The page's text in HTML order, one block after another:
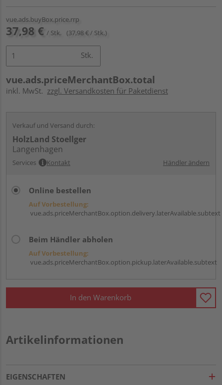
vue.ads.buyBox.price.rrp
37,98 € / Stk. (37,98 € / Stk.)
Stk.
vue.ads.priceMerchantBox.total
inkl. MwSt. zzgl. Versandkosten für Paketdienst
Verkauf und Versand durch:
HolzLand Stoellger
Langenhagen
Services Kontakt Händler ändern
Online bestellen
Auf Vorbestellung:
vue.ads.priceMerchantBox.option.delivery.laterAvailable.subtext
Beim Händler abholen
Auf Vorbestellung:
vue.ads.priceMerchantBox.option.pickup.laterAvailable.subtext
In den Warenkorb
Artikelinformationen
EIGENSCHAFTEN